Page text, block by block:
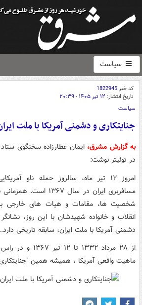
سیاست
کد خبر1822945
تاریخ انتشار: ۱۲ تیر ۱۴۰۵ - ۲۰:۳۹
سیاست
جنایتکاری و دشمنی آمریکا با ملت
به گزارش مشرق،ایمان عطارزاده سخنگوی
در توئیتر نوشت:
امروز ۱۲ تیر ماه، سالروز حمله ناو
مسافربری ایران در سال
شخصیت ها، مقامات و هیات های خارجی
انقلاب و خانواده شهیدشان با این روز،
دشمنی آمریکا با ملت ایران، سابقه تاریخی
ماهیت واقعی آمریکا ، همیشه همین